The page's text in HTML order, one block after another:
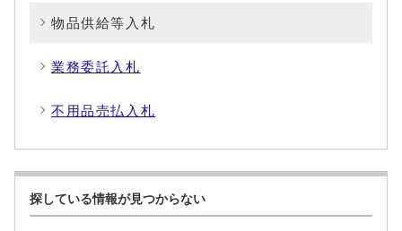
物品供給等入札
業務委託入札
不用品売払入札
探している情報が見つからない